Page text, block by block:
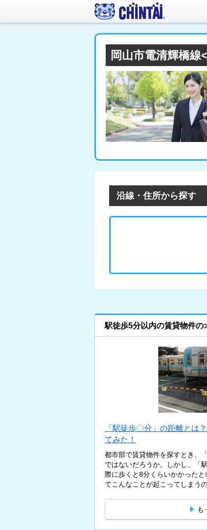
岡山市電清輝橋
沿線・住所から探す
駅徒歩5分以内の賃貸物件の
「駅徒歩〇分」の距離とは
てみた！
都市部で賃貸物件を探すとき、
ではないだろうか。しかし、「
際に歩くと8分くらいかかった
てこんなことが起こってしまう
も